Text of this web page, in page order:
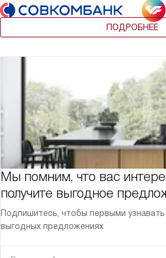
ПОДРОБНЕЕ
Мы помним, что вас
получите выгодное
Подпишитесь, чтобы первыми узнавать
выгодных предложениях